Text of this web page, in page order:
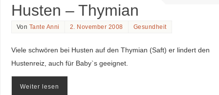
Husten – Thymian
Von Tante Anni 2. November 2008 Gesundheit
Viele schwören bei Husten auf den Thymian (Saft) er lindert den
Hustenreiz, auch für Baby`s geeignet.
Weiter lesen